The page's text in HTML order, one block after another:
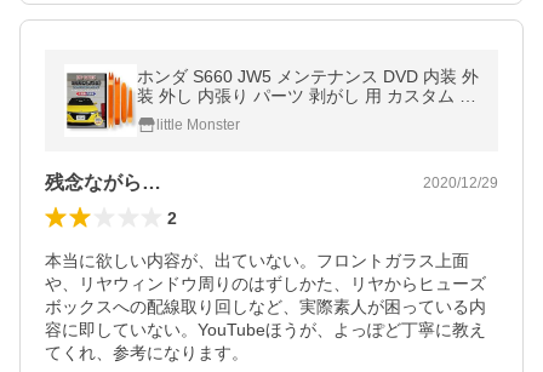
ホンダ S660 JW5 メンテナンス DVD 内装 外
装 外し 内張り パーツ 剥がし 用 カスタム 工
具 セット
little Monster
残念ながら… 2020/12/29
2
本当に欲しい内容が、出ていない。フロントガラス上面
や、リヤウィンドウ周りのはずしかた、リヤからヒューズ
ボックスへの配線取り回しなど、実際素人が困っている内
容に即していない。YouTubeほうが、よっぽど丁寧に教え
てくれ、参考になります。